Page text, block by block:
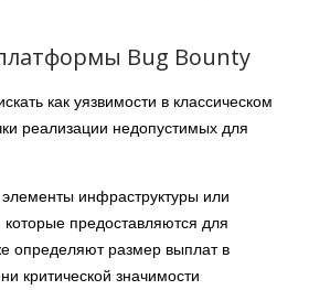
Bug Bounty
как уязвимости в классическом
реализации недопустимых для
инфраструктуры или
которые предоставляются для
определяют размер выплат в
критической значимости